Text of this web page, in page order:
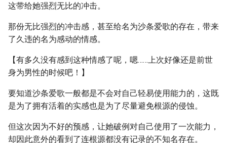
这带给她强烈无比的冲击。
那份无比强烈的冲击感，甚至给名为沙条爱歌的存在，带来
了久违的名为感动的情感。
【有多久没有感到这种情感了呢，嗯……上次好像还是前世
身为男性的时候吧！】
要知道沙条爱歌一般都是不会对自己轻易使用能力的，这既
是为了拥有活着的实感也是为了尽量避免根源的侵蚀。
但这次因为不好的预感，让她破例对自己使用了一次能力，
却因此意外的看到了连根源都没有记录的不知名存在。